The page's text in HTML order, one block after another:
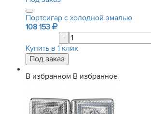
Портсигар с холодной эмалью
108 153
-
Купить в 1 клик
В избранном В избранное